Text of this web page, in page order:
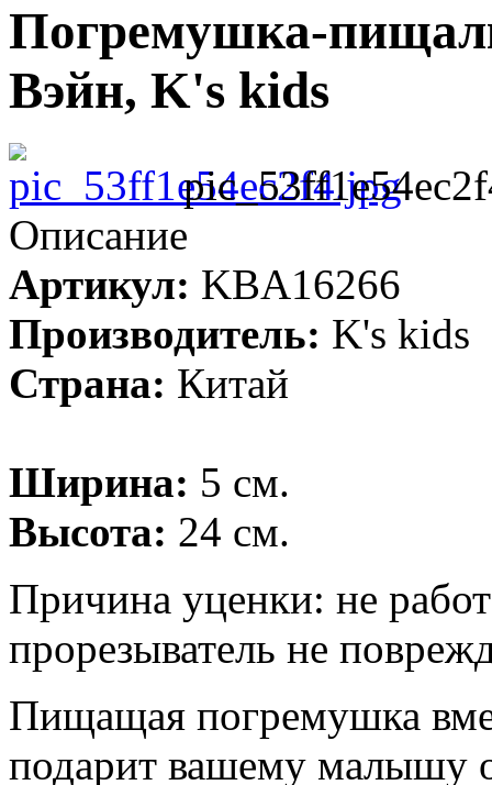
Погремушка-
Вэйн, K's kids
Описание
Артикул: KBA16266
Производитель: K's kids
Страна: Китай
Ширина: 5 см.
Высота: 24 см.
Причина уценки: не
прорезыватель не
Пищащая погремушка
подарит вашему малышу